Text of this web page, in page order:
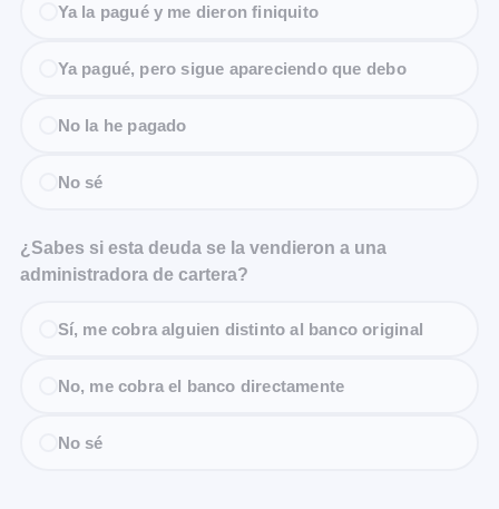
Ya la pagué y me dieron finiquito
Ya pagué, pero sigue apareciendo que debo
No la he pagado
No sé
¿Sabes si esta deuda se la vendieron a una
administradora de cartera?
Sí, me cobra alguien distinto al banco original
No, me cobra el banco directamente
No sé